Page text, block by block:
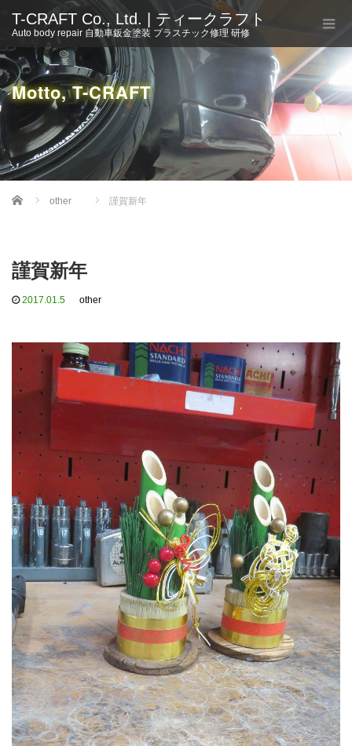
T-CRAFT Co., Ltd. | ティークラフト
Auto body repair 自動車鈑金塗装 プラスチック修理 研修
Motto, T-CRAFT
Home other 謹賀新年
謹賀新年
2017.01.5 other